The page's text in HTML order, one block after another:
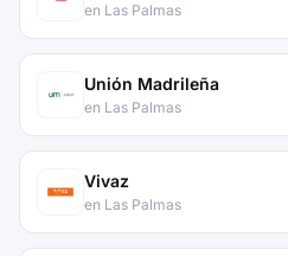
en Las Palmas
Unión Madrileña
en Las Palmas
Vivaz
en Las Palmas